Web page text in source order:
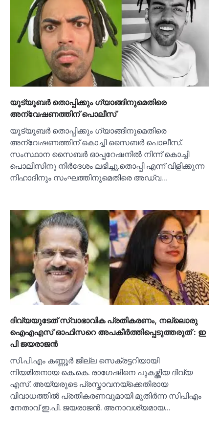
യൂട്യൂബര്‍ തൊപ്പിക്കും ഗ്യാങ്ങിനുമെതിരെ
അന്വേഷണത്തിന് പൊലീസ്
യൂട്യൂബർ തൊപ്പിക്കും ഗ്യാങ്ങിനുമെതിരെ
അന്വേഷണത്തിന് കൊച്ചി സൈബർ പൊലീസ്.
സംസ്ഥാന സൈബർ ഓപ്പറേഷനില്‍ നിന്ന് കൊച്ചി
പൊലീസിനു നിർദേശം ലഭിച്ചു.തൊപ്പി എന്ന് വിളിക്കുന്ന
നിഹാദിനും സംഘത്തിനുമെതിരെ അഡ്വ…
ദിവ്യയുടേത് സ്വാഭാവിക പ്രതികരണം, നല്ലൊരു
ഐഎഎസ്‌ ഓഫിസറെ അപകീര്‍ത്തിപ്പെടുത്തരുത് : ഇ
പി ജയരാജൻ
സി.പി.എം കണ്ണൂർ ജില്ല സെക്രട്ടറിയായി
നിയമിതനായ കെ.കെ. രാഗേഷിനെ പുകഴ്ത്തിയ ദിവ്യ
എസ്. അയ്യരുടെ പ്രസ്താവനയ്ക്കെതിരായ
വിവാധത്തില്‍ പ്രതികരണവുമായി മുതിർന്ന സിപിഎം
നേതാവ് ഇ.പി. ജയരാജൻ. അനാവശ്യമായ…